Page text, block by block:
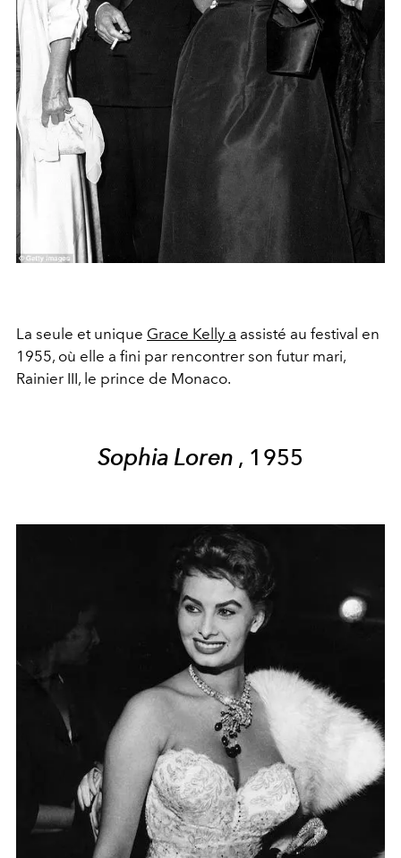
La seule et unique Grace Kelly a assisté au festival en
1955, où elle a fini par rencontrer son futur mari,
Rainier III, le prince de Monaco.
Sophia Loren, 1955